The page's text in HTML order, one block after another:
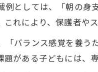
例としては、「朝の身
れにより、保護者や
「バランス感覚を養う
がある子どもには、